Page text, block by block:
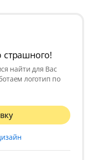
страшного!
найти для Вас
логотип по